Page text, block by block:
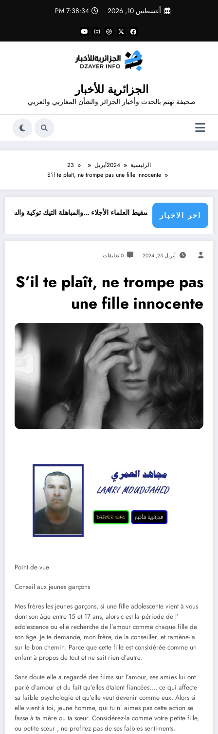
أغسطس 10, 2026 7:38:34 PM
الجزائرية للأخبار
صحيفة تهتم بالحدث وأخبار الجزائر والشأن المغاربي والعربي
الرئيسية 2024أبريل
23
S’il te plaît, ne trompe pas une fille innocente
اخر الاخبار
تسقيط العلماء الأجلاء …والمباهلة التيك توكية والسوشيال ميديوية
أبريل 23, 2024 0 تعليقات
S’il te plaît, ne trompe pas
une fille innocente
Point de vue
Conseil aux jeunes garçons
Mes frères les jeunes garçons, si une fille adolescente vient à vous
dont son âge entre 15 et 17 ans, alors c est la période de l’
adolescence ou elle recherche de l’amour comme chaque fille de
son âge. Je te demande, mon frère, de la conseiller. et ramène-la
sur le bon chemin. Parce que cette fille est considérée comme un
enfant à propos de tout et ne sait rien d’autre.
Sans doute elle a regardé des films sur l’amour, ses amies lui ont
parlé d’amour et du fait qu’elles étaient fiancées…, ce qui affecte
sa faible psychologie et qu’elle veut devenir comme eux. Alors si
elle vient à toi, jeune homme, qui tu n’ aimes pas cette action se
fasse à ta mère ou ta sœur. Considérez-la comme votre petite fille,
ou petite sœur ; ne profitez pas de ses faibles sentiments.